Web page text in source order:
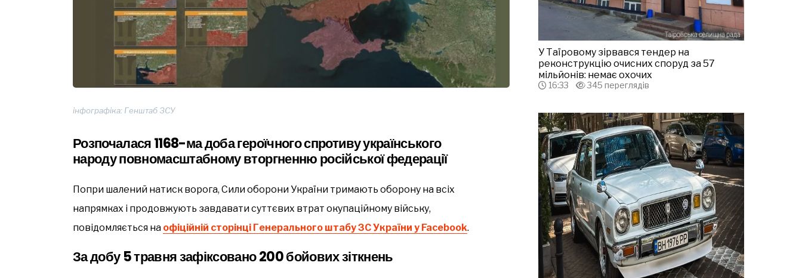
інфографіка: Генштаб ЗСУ
Розпочалася 1168-ма доба героїчного спротиву українського
народу повномасштабному вторгненню російської федерації
Попри шалений натиск ворога, Сили оборони України тримають оборону на всіх
напрямках і продовжують завдавати суттєвих втрат окупаційному війську,
повідомляється на офіційній сторінці Генерального штабу ЗС України у Facebook.
За добу 5 травня зафіксовано 200 бойових зіткнень
У Таїровому зірвався тендер на
реконструкцію очисних споруд за 57
мільйонів: немає охочих
16:33 345 переглядів